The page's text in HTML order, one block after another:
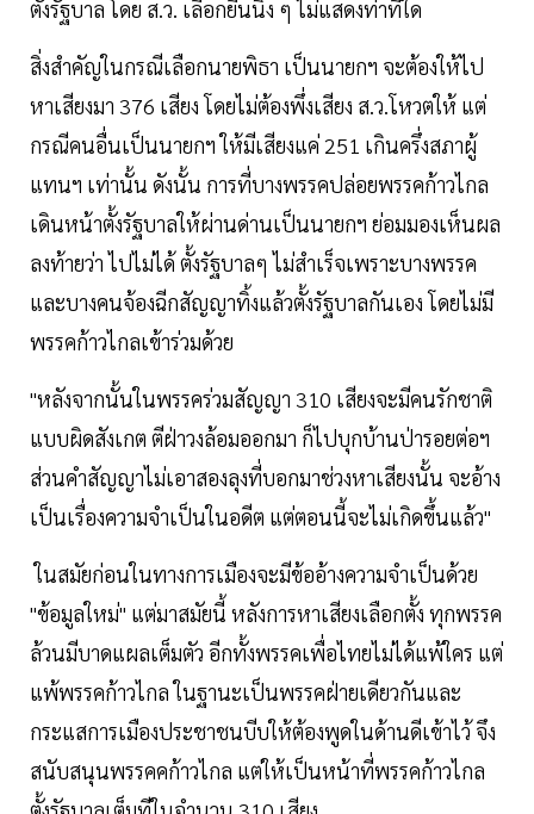
ตั้งรัฐบาล โดย ส.ว. เลือกยืนนิ่ง ๆ ไม่แสดงท่าทีใด
สิ่งสำคัญในกรณีเลือกนายพิธา เป็นนายกฯ จะต้องให้ไป
หาเสียงมา 376 เสียง โดยไม่ต้องพึ่งเสียง ส.ว.โหวตให้ แต่
กรณีคนอื่นเป็นนายกฯ ให้มีเสียงแค่ 251 เกินครึ่งสภาผู้
แทนฯ เท่านั้น ดังนั้น การที่บางพรรคปล่อยพรรคก้าวไกล
เดินหน้าตั้งรัฐบาลให้ผ่านด่านเป็นนายกฯ ย่อมมองเห็นผล
ลงท้ายว่า ไปไม่ได้ ตั้งรัฐบาลๆ ไม่สำเร็จเพราะบางพรรค
และบางคนจ้องฉีกสัญญาทิ้งแล้วตั้งรัฐบาลกันเอง โดยไม่มี
พรรคก้าวไกลเข้าร่วมด้วย
"หลังจากนั้นในพรรคร่วมสัญญา 310 เสียงจะมีคนรักชาติ
แบบผิดสังเกต ตีฝ่าวงล้อมออกมา ก็ไปบุกบ้านป่ารอยต่อฯ
ส่วนคำสัญญาไม่เอาสองลุงที่บอกมาช่วงหาเสียงนั้น จะอ้าง
เป็นเรื่องความจำเป็นในอดีต แต่ตอนนี้จะไม่เกิดขึ้นแล้ว"
ในสมัยก่อนในทางการเมืองจะมีข้ออ้างความจำเป็นด้วย
"ข้อมูลใหม่" แต่มาสมัยนี้ หลังการหาเสียงเลือกตั้ง ทุกพรรค
ล้วนมีบาดแผลเต็มตัว อีกทั้งพรรคเพื่อไทยไม่ได้แพ้ใคร แต่
แพ้พรรคก้าวไกล ในฐานะเป็นพรรคฝ่ายเดียวกันและ
กระแสการเมืองประชาชนบีบให้ต้องพูดในด้านดีเข้าไว้ จึง
สนับสนุนพรรคคก้าวไกล แต่ให้เป็นหน้าที่พรรคก้าวไกล